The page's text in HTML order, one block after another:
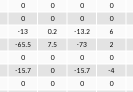
0 0 0
0
0 0 0
0
-13 0.2 -13.2
6
-65.5 7.5 -73
2
0 0 0
0
-15.7 0 -15.7
-4
0 0 0
0